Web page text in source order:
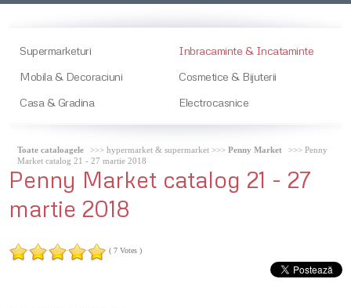
Supermarketuri
Inbracaminte & Incataminte
Mobila & Decoraciuni
Cosmetice & Bijuterii
Casa & Gradina
Electrocasnice
Toate cataloagele >>> hypermarket & supermarket >>>Penny Market
>>> Penny
Market catalog 21 - 27 martie 2018
Penny Market catalog 21 - 27
martie 2018
( 7 Votes )